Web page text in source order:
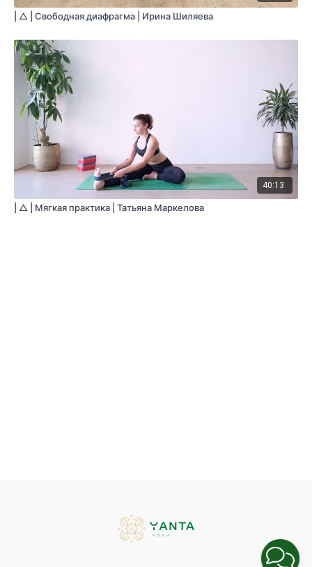
| △ | Свободная диафрагма | Ирина Шиляева
40:13
| △ | Мягкая практика | Татьяна Маркелова